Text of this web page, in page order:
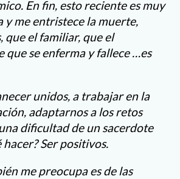
En fin, esto reciente es muy
y me entristece la muerte,
que el familiar, que el
que se enferma y fallece …es
unidos, a trabajar en la
adaptarnos a los retos
dificultad de un sacerdote
hacer? Ser positivos.
me preocupa es de las